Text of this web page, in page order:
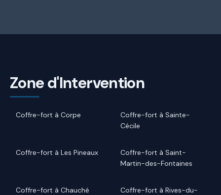
Zone d'Intervention
Coffre-fort à Corpe
Coffre-fort à Sainte-
Cécile
Coffre-fort à Les Pineaux
Coffre-fort à Saint-
Martin-des-Fontaines
Coffre-fort à Chauché
Coffre-fort à Rives-du-